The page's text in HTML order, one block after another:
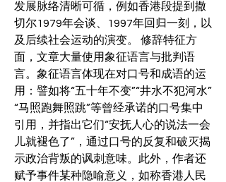
发展脉络清晰可循，例如香港段提到撒
切尔1979年会谈、1997年回归一刻，以
及后续社会运动的演变。 修辞特征方
面，文章大量使用象征语言与批判语
言。象征语言体现在对口号和成语的运
用：譬如将“五十年不变”“井水不犯河水”
“马照跑舞照跳”等曾经承诺的口号集中
引用，并指出它们“安抚人心的说法一会
儿就褪色了”，通过口号的反复和破灭揭
示政治背叛的讽刺意味。此外，作者还
赋予事件某种隐喻意义，如称香港人民